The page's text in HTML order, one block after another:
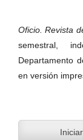
Oficio. Revista
semestral,
Departamento
en versión